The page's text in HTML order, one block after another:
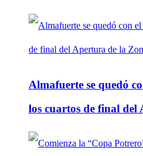
Almafuerte se quedó
los cuartos de final